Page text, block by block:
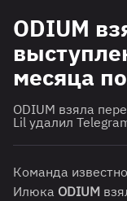
ODIUM
месяца
ODIUM взяла
Lil удалил
Команда
Илюка ODIUM